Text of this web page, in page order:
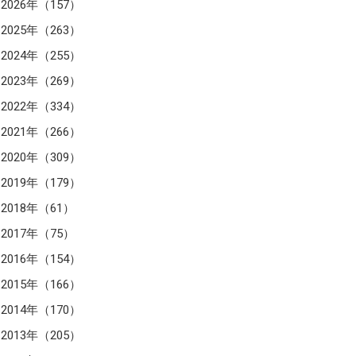
2026年（157）
2025年（263）
2024年（255）
2023年（269）
2022年（334）
2021年（266）
2020年（309）
2019年（179）
2018年（61）
2017年（75）
2016年（154）
2015年（166）
2014年（170）
2013年（205）